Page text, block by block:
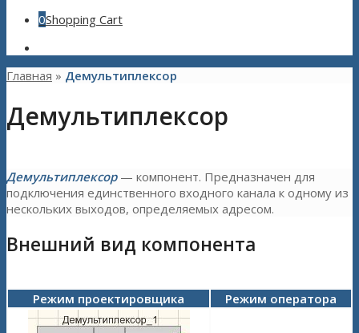
0Shopping Cart
Главная » Демультиплексор
Демультиплексор
Демультиплексор— компонент. Предназначен для
подключения единственного входного канала к одному из
нескольких выходов, определяемых адресом.
Внешний вид компонента
Режим проектировщика Режим оператора